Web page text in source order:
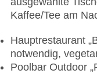
Kaffee/Tee am
Hauptrestaurant
notwendig,
Poolbar Outdoor